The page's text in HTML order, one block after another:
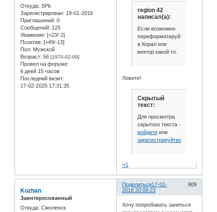
Откуда: SPb
Зарегистрирован: 19-01-2016
Приглашений: 0
Сообщений: 125
Уважение: [+23/-2]
Позитив: [+49/-13]
Пол: Мужской
Возраст: 56 [1970-02-09]
Провел на форуме:
6 дней 15 часов
Последний визит:
17-02-2025 17:31:35
region 42
написал(а):
Если возможно
переформатируйте
в Корал или
вектор какой то.
Ловите!
Скрытый
текст:
Для просмотра
скрытого текста -
войдитеили
зарегистрируйтесь
+1
Поделиться 909
17-01-
2018 20:09:23
Kozhan
Заинтересованный
Откуда: Смоленск
Хочу попробовать заняться